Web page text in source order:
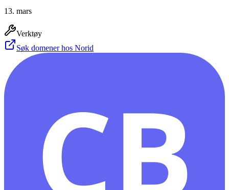
13. mars
Verktøy
Søk domener hos Norid
CB